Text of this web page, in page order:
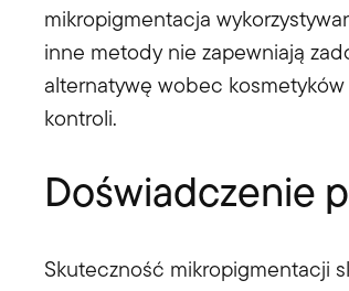
mikropigmentacja
inne metody nie zapewniają
alternatywę wobec kosmetyków
kontroli.
Doświadczenie
Skuteczność mikropigmentacji